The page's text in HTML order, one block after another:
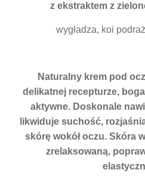
z ekstraktem z
wygładza, koi
Naturalny krem pod
delikatnej recepturze,
aktywne. Doskonale
likwiduje suchość,
skórę wokół oczu. Skóra
zrelaksowaną,